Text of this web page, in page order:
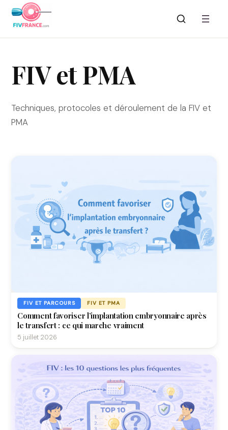
Aller
FIV et PMA
Techniques, protocoles et déroulement de la FIV et
PMA
FIV ET PARCOURS FIV ET PMA
Comment favoriser l’implantation embryonnaire après
le transfert : ce qui marche vraiment
5 juillet 2026